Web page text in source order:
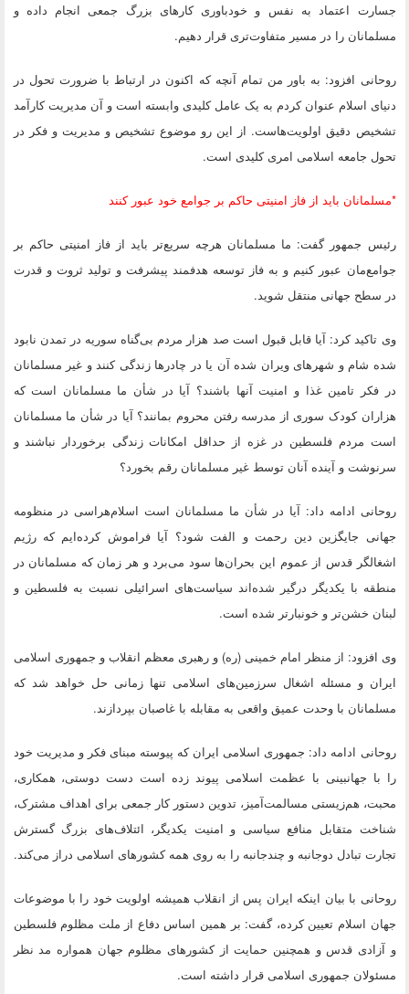
جسارت اعتماد به نفس و خودباوری کارهای بزرگ جمعی انجام داده و
مسلمانان را در مسیر متفاوت‌تری قرار دهیم.
روحانی افزود: به باور من تمام آنچه که اکنون در ارتباط با ضرورت تحول در
دنیای اسلام عنوان کردم به یک عامل کلیدی وابسته است و آن مدیریت کارآمد
تشخیص دقیق اولویت‌هاست. از این رو موضوع تشخیص و مدیریت و فکر در
تحول جامعه اسلامی امری کلیدی است.
*مسلمانان باید از فاز امنیتی حاکم بر جوامع خود عبور کنند
رئیس جمهور گفت: ما مسلمانان هرچه سریع‌تر باید از فاز امنیتی حاکم بر
جوامع‌مان عبور کنیم و به فاز توسعه هدفمند پیشرفت و تولید ثروت و قدرت
در سطح جهانی منتقل شوید.
وی تاکید کرد: آیا قابل قبول است صد هزار مردم بی‌گناه سوریه در تمدن نابود
شده شام و شهرهای ویران شده آن یا در چادرها زندگی کنند و غیر مسلمانان
در فکر تامین غذا و امنیت آنها باشند؟ آیا در شأن ما مسلمانان است که
هزاران کودک سوری از مدرسه رفتن محروم بمانند؟ آیا در شأن ما مسلمانان
است مردم فلسطین در غزه از حداقل امکانات زندگی برخوردار نباشند و
سرنوشت و آینده آنان توسط غیر مسلمانان رقم بخورد؟
روحانی ادامه داد: آیا در شأن ما مسلمانان است اسلام‌هراسی در منظومه
جهانی جایگزین دین رحمت و الفت شود؟ آیا فراموش کرده‌ایم که رژیم
اشغالگر قدس از عموم این بحران‌ها سود می‌برد و هر زمان که مسلمانان در
منطقه با یکدیگر درگیر شده‌اند سیاست‌های اسرائیلی نسبت به فلسطین و
لبنان خشن‌تر و خونبار‌تر شده است.
وی افزود: از منظر امام خمینی (ره) و رهبری معظم انقلاب و جمهوری اسلامی
ایران و مسئله اشغال سرزمین‌های اسلامی تنها زمانی حل خواهد شد که
مسلمانان با وحدت عمیق واقعی به مقابله با غاصبان بپردازند.
روحانی ادامه داد: جمهوری اسلامی ایران که پیوسته مبنای فکر و مدیریت خود
را با جهانبینی با عظمت اسلامی پیوند زده است دست دوستی، همکاری،
محبت، هم‌زیستی مسالمت‌آمیز، تدوین دستور کار جمعی برای اهداف مشترک،
شناخت متقابل منافع سیاسی و امنیت یکدیگر، ائتلاف‌های بزرگ گسترش
تجارت تبادل دوجانبه و چندجانبه را به روی همه کشورهای اسلامی دراز می‌کند.
روحانی با بیان اینکه ایران پس از انقلاب همیشه اولویت خود را با موضوعات
جهان اسلام تعیین کرده، گفت: بر همین اساس دفاع از ملت مظلوم فلسطین
و آزادی قدس و همچنین حمایت از کشورهای مظلوم جهان همواره مد نظر
مسئولان جمهوری اسلامی قرار داشته است.